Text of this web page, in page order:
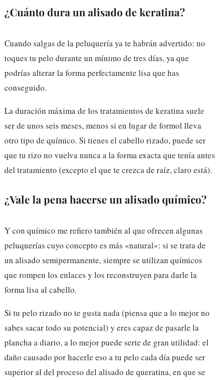
¿Cuánto dura un alisado de keratina?
Cuando salgas de la peluquería ya te habrán advertido: no
toques tu pelo durante un mínimo de tres días, ya que
podrías alterar la forma perfectamente lisa que has
conseguido.
La duración máxima de los tratamientos de keratina suele
ser de unos seis meses, menos si en lugar de formol lleva
otro tipo de químico. Si tienes el cabello rizado, puede ser
que tu rizo no vuelva nunca a la forma exacta que tenía antes
del tratamiento (excepto el que te crezca de raíz, claro está).
¿Vale la pena hacerse un alisado químico?
Y con químico me refiero también al que ofrecen algunas
peluquerías cuyo concepto es más «natural»: si se trata de
un alisado semipermanente, siempre se utilizan químicos
que rompen los enlaces y los reconstruyen para darle la
forma lisa al cabello.
Si tu pelo rizado no te gusta nada (piensa que a lo mejor no
sabes sacar todo su potencial) y eres capaz de pasarle la
plancha a diario, a lo mejor puede serte de gran utilidad: el
daño causado por hacerle eso a tu pelo cada día puede ser
superior al del proceso del alisado de queratina, en que se